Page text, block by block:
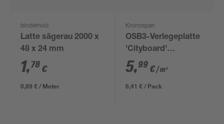
binderholz
Latte sägerau 2000 x
48 x 24 mm
1,78 €
0,89 € / Meter
Kronospan
OSB3-Verlegeplatte
'Cityboard'
ungeschliffen 1690 x
634 x 12 mm
5,99 €/ m²
6,41 € / Pack